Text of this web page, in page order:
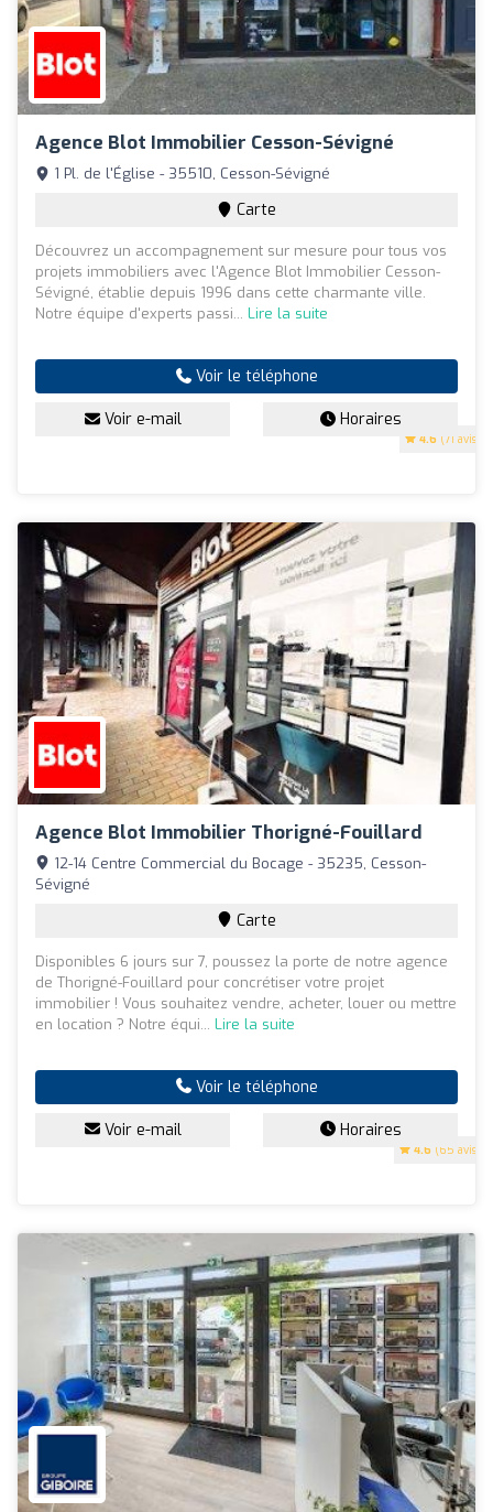
Agence Blot Immobilier Cesson-Sévigné
4.6 (71 avis)
1 Pl. de l'Église - 35510, Cesson-Sévigné
Carte
Découvrez un accompagnement sur mesure pour tous vos
projets immobiliers avec l'Agence Blot Immobilier Cesson-
Sévigné, établie depuis 1996 dans cette charmante ville.
Notre équipe d'experts passi... Lire la suite
Voir le téléphone
Voir e-mail Horaires
Agence Blot Immobilier Thorigné-Fouillard
4.6 (65 avis)
12-14 Centre Commercial du Bocage - 35235, Cesson-
Sévigné
Carte
Disponibles 6 jours sur 7, poussez la porte de notre agence
de Thorigné-Fouillard pour concrétiser votre projet
immobilier ! Vous souhaitez vendre, acheter, louer ou mettre
en location ? Notre équi... Lire la suite
Voir le téléphone
Voir e-mail Horaires